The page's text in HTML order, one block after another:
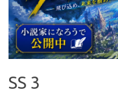
SS 3